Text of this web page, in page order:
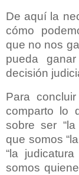
De aquí la
cómo
que no nos
pueda
decisión
Para
comparto lo
sobre ser
que somos
“la
somos